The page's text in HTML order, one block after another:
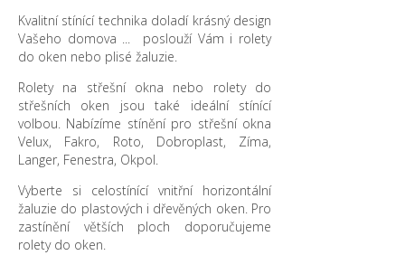
Kvalitní stínící technika doladí krásný design
Vašeho domova ... poslouží Vám i rolety
do oken nebo plisé žaluzie.
Rolety na střešní okna nebo rolety do
střešních oken jsou také ideální stínící
volbou. Nabízíme stínění pro střešní okna
Velux, Fakro, Roto, Dobroplast, Zíma,
Langer, Fenestra, Okpol.
Vyberte si celostínící vnitřní horizontální
žaluzie do plastových i dřevěných oken. Pro
zastínění větších ploch doporučujeme
rolety do oken.